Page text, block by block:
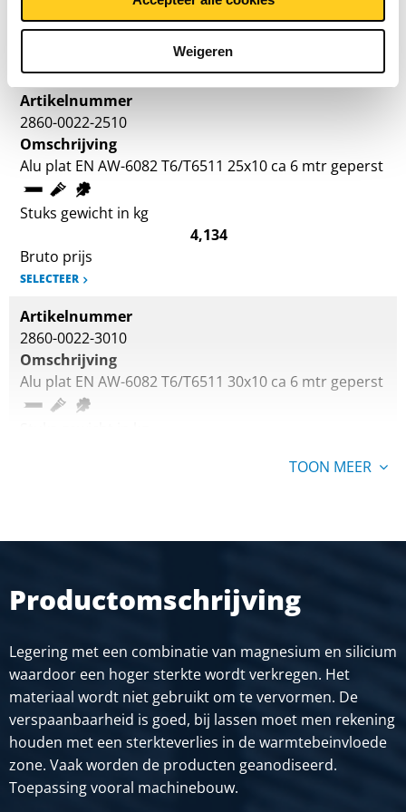
Weigeren
3,306
Artikelnummer
2860-0022-2510
Omschrijving
Alu plat EN AW-6082 T6/T6511 25x10 ca 6 mtr geperst
Stuks gewicht in kg
4,134
Bruto prijs
SELECTEER
Artikelnummer
2860-0022-3010
Omschrijving
Alu plat EN AW-6082 T6/T6511 30x10 ca 6 mtr geperst
Alu plat EN AW-6082 T6/T6511 40x10 ca 6 mtr geperst
Stuks gewicht in kg
6,612
Bruto prijs
SELECTEER
Artikelnummer
2860-0022-5010
Omschrijving
TOON MEER
Productomschrijving
Legering met een combinatie van magnesium en silicium
waardoor een hoger sterkte wordt verkregen. Het
materiaal wordt niet gebruikt om te vervormen. De
verspaanbaarheid is goed, bij lassen moet men rekening
houden met een sterkteverlies in de warmtebeinvloede
zone. Vaak worden de producten geanodiseerd.
Toepassing vooral machinebouw.